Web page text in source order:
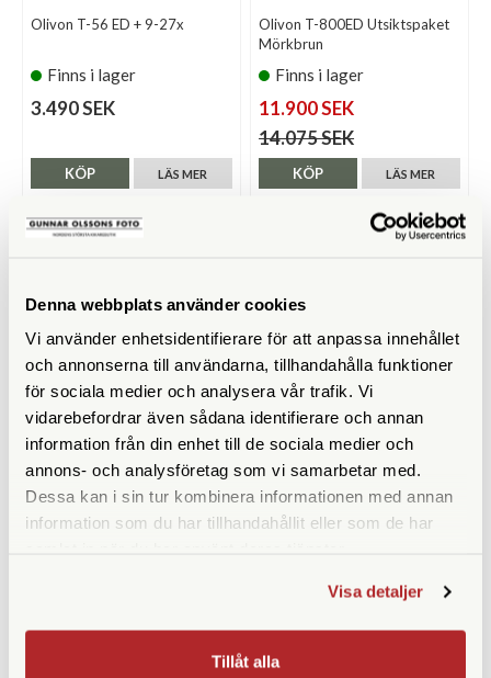
Denna webbplats använder cookies
Vi använder enhetsidentifierare för att anpassa innehållet
och annonserna till användarna, tillhandahålla funktioner
för sociala medier och analysera vår trafik. Vi
vidarebefordrar även sådana identifierare och annan
information från din enhet till de sociala medier och
annons- och analysföretag som vi samarbetar med.
Dessa kan i sin tur kombinera informationen med annan
information som du har tillhandahållit eller som de har
Visa detaljer
Tillåt alla
Olivon T-56 ED + 9-27x
Finns i lager
3.490 SEK
LÄS MER
KÖP
Olivon T-800ED Utsiktspaket
Mörkbrun
Finns i lager
11.900 SEK
14.075 SEK
LÄS MER
KÖP
Olivon
Olivon T-900ED / 22-68x -
Manfrottopaket
Finns i lager
LÄS MER
KÖP
Olivon
Olivon T-56 ED Skyttepaket
Finns i lager
4.675 SEK
LÄS MER
KÖP